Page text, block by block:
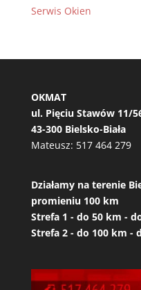
Serwis Okien
OKMAT
ul. Pięciu Stawów 11/
43-300 Bielsko-Biała
Mateusz: 517 464 279
Działamy na terenie
promieniu 100 km
Strefa 1 - do 50 km -
Strefa 2 - do 100 km -